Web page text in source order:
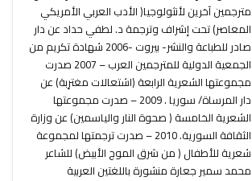
مترجمين آخرين لأنثولوجيا( الأدب العربي الأمريكي
المعاصر) تحت إشراف وترجمة د. لطفي حداد عن دار
صادر للطباعة والنشر- بيروت -2006 شهادة تكريم من
الجمعية الدولية للمترجمين العرب – 2007 صدرت
مجموعتها الشعرية الرابعة (اشتعالات مغترِبة) عن
دار المرساة/ سوريا . 2009 – صدرت مجموعتها
الشعرية الخامسة ( صحوة النار والياسمين) عن وزارة
الثقافة السورية. 2010 – صدرت ترجمتها لمجموعة
شعرية للأطفال ( من شرق الموج الأبيض) للشاعر
محمد سمير جعارة منشورة باللغتين العربية